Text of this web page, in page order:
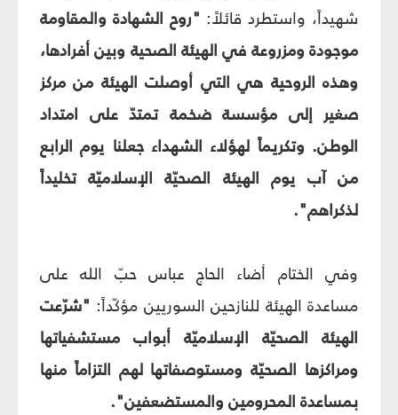
شهيداً، واستطرد قائلاً: "روح الشهادة والمقاومة
موجودة ومزروعة في الهيئة الصحية وبين أفرادها،
وهذه الروحية هي التي أوصلت الهيئة من مركز
صغير إلى مؤسسة ضخمة تمتدّ على امتداد
الوطن. وتكريماً لهؤلاء الشهداء جعلنا يوم الرابع
من آب يوم الهيئة الصحيّة الإسلاميّة تخليداً
لذكراهم".
وفي الختام أضاء الحاج عباس حبّ الله على
مساعدة الهيئة للنازحين السوريين مؤكّداً: "شرّعت
الهيئة الصحيّة الإسلاميّة أبواب مستشفياتها
ومراكزها الصحيّة ومستوصفاتها لهم التزاماً منها
بمساعدة المحرومين والمستضعفين".